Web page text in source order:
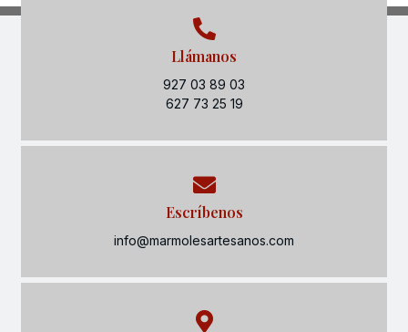
Llámanos
927 03 89 03
627 73 25 19
Escríbenos
info@marmolesartesanos.com